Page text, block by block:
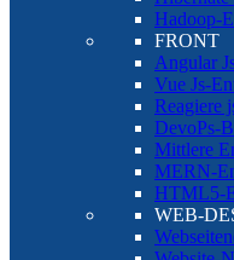
Hadoop-
FRONT
Angular
Vue Js-
Reagiere
DevoPs-
Mittlere
MERN-
HTML5-
WEB-